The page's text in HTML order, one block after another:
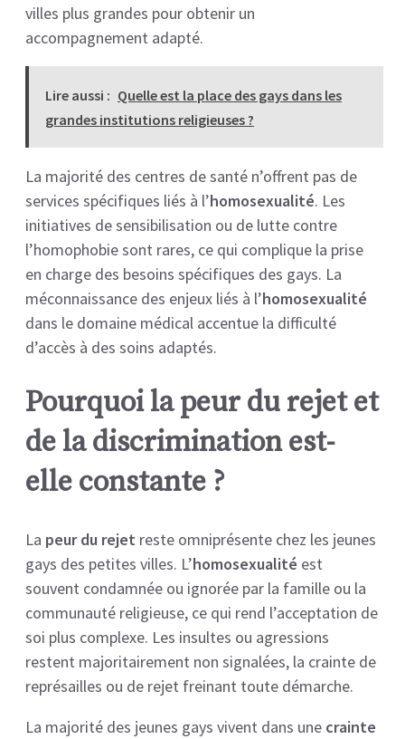
villes plus grandes pour obtenir un
accompagnement adapté.
Lire aussi : Quelle est la place des gays dans les
grandes institutions religieuses ?
La majorité des centres de santé n’offrent pas de
services spécifiques liés à l’homosexualité. Les
initiatives de sensibilisation ou de lutte contre
l’homophobie sont rares, ce qui complique la prise
en charge des besoins spécifiques des gays. La
méconnaissance des enjeux liés à l’homosexualité
dans le domaine médical accentue la difficulté
d’accès à des soins adaptés.
Pourquoi la peur du rejet et
de la discrimination est-
elle constante ?
La peur du rejet reste omniprésente chez les jeunes
gays des petites villes. L’homosexualité est
souvent condamnée ou ignorée par la famille ou la
communauté religieuse, ce qui rend l’acceptation de
soi plus complexe. Les insultes ou agressions
restent majoritairement non signalées, la crainte de
représailles ou de rejet freinant toute démarche.
La majorité des jeunes gays vivent dans une crainte